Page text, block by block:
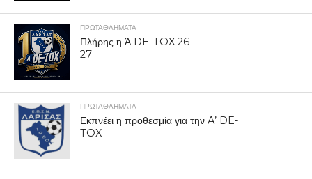
ΠΡΩΤΑΘΛΉΜΑΤΑ
Πλήρης η Ά DE-TOX 26-
27
ΠΡΩΤΑΘΛΉΜΑΤΑ
Εκπνέει η προθεσμία για την A’ DE-
TOX